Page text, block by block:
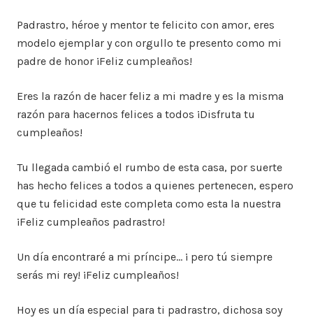
Padrastro, héroe y mentor te felicito con amor, eres
modelo ejemplar y con orgullo te presento como mi
padre de honor ¡Feliz cumpleaños!
Eres la razón de hacer feliz a mi madre y es la misma
razón para hacernos felices a todos ¡Disfruta tu
cumpleaños!
Tu llegada cambió el rumbo de esta casa, por suerte
has hecho felices a todos a quienes pertenecen, espero
que tu felicidad este completa como esta la nuestra
¡Feliz cumpleaños padrastro!
Un día encontraré a mi príncipe… ¡ pero tú siempre
serás mi rey! ¡Feliz cumpleaños!
Hoy es un día especial para ti padrastro, dichosa soy